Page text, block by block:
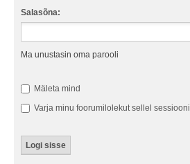
Salasõna:
Ma unustasin oma parooli
Mäleta mind
Varja minu foorumilolekut sellel sessioonil